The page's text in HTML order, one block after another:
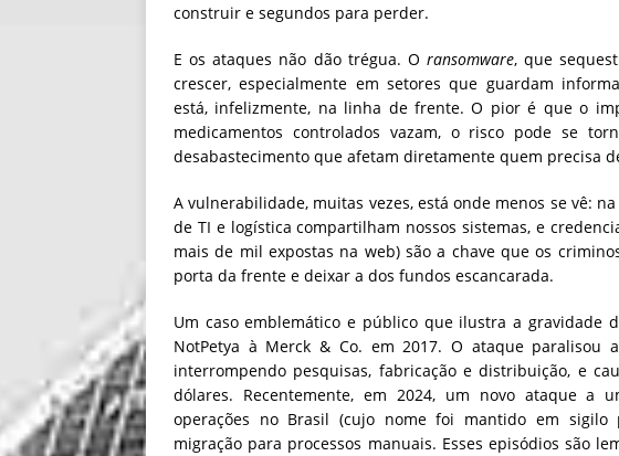
construir e segundos para perder.
E os ataques não dão trégua. O ransomware, que
crescer, especialmente em setores que guardam
está, infelizmente, na linha de frente. O pior é que o
medicamentos controlados vazam, o risco pode se
desabastecimento que afetam diretamente quem precisa
A vulnerabilidade, muitas vezes, está onde menos se vê:
de TI e logística compartilham nossos sistemas, e
mais de mil expostas na web) são a chave que os
porta da frente e deixar a dos fundos escancarada.
Um caso emblemático e público que ilustra a gravidade
NotPetya à Merck & Co. em 2017. O ataque paralisou
interrompendo pesquisas, fabricação e distribuição, e
dólares. Recentemente, em 2024, um novo ataque a
operações no Brasil (cujo nome foi mantido em sigilo
migração para processos manuais. Esses episódios são